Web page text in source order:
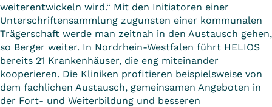
weiterentwickeln wird.“ Mit den Initiatoren einer
Unterschriftensammlung zugunsten einer kommunalen
Trägerschaft werde man zeitnah in den Austausch gehen,
so Berger weiter. In Nordrhein-Westfalen führt HELIOS
bereits 21 Krankenhäuser, die eng miteinander
kooperieren. Die Kliniken profitieren beispielsweise von
dem fachlichen Austausch, gemeinsamen Angeboten in
der Fort- und Weiterbildung und besseren